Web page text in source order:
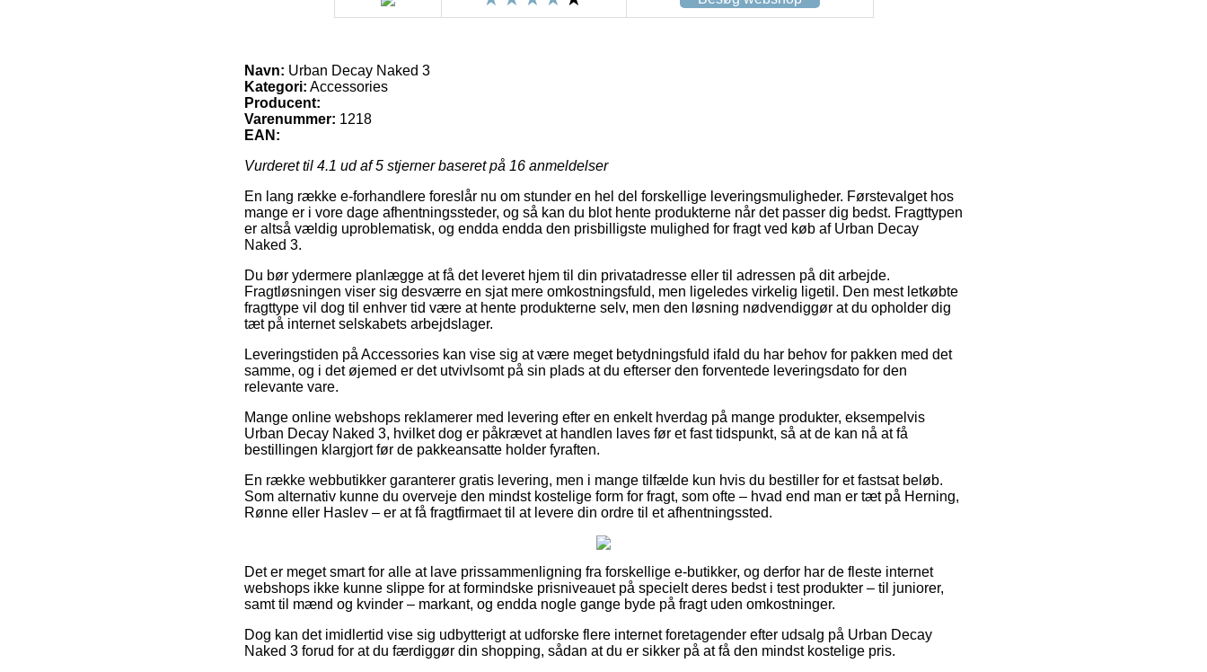
Navn: Urban Decay Naked 3
Kategori: Accessories
Producent:
Varenummer: 1218
EAN:
Vurderet til 4.1 ud af 5 stjerner baseret på 16 anmeldelser
En lang række e-forhandlere foreslår nu om stunder en hel del forskellige leveringsmuligheder. Førstevalget hos
mange er i vore dage afhentningssteder, og så kan du blot hente produkterne når det passer dig bedst. Fragttypen
er altså vældig uproblematisk, og endda endda den prisbilligste mulighed for fragt ved køb af Urban Decay
Naked 3.
Du bør ydermere planlægge at få det leveret hjem til din privatadresse eller til adressen på dit arbejde.
Fragtløsningen viser sig desværre en sjat mere omkostningsfuld, men ligeledes virkelig ligetil. Den mest letkøbte
fragttype vil dog til enhver tid være at hente produkterne selv, men den løsning nødvendiggør at du opholder dig
tæt på internet selskabets arbejdslager.
Leveringstiden på Accessories kan vise sig at være meget betydningsfuld ifald du har behov for pakken med det
samme, og i det øjemed er det utvivlsomt på sin plads at du efterser den forventede leveringsdato for den
relevante vare.
Mange online webshops reklamerer med levering efter en enkelt hverdag på mange produkter, eksempelvis
Urban Decay Naked 3, hvilket dog er påkrævet at handlen laves før et fast tidspunkt, så at de kan nå at få
bestillingen klargjort før de pakkeansatte holder fyraften.
En række webbutikker garanterer gratis levering, men i mange tilfælde kun hvis du bestiller for et fastsat beløb.
Som alternativ kunne du overveje den mindst kostelige form for fragt, som ofte – hvad end man er tæt på Herning,
Rønne eller Haslev – er at få fragtfirmaet til at levere din ordre til et afhentningssted.
Det er meget smart for alle at lave prissammenligning fra forskellige e-butikker, og derfor har de fleste internet
webshops ikke kunne slippe for at formindske prisniveauet på specielt deres bedst i test produkter – til juniorer,
samt til mænd og kvinder – markant, og endda nogle gange byde på fragt uden omkostninger.
Dog kan det imidlertid vise sig udbytterigt at udforske flere internet foretagender efter udsalg på Urban Decay
Naked 3 forud for at du færdiggør din shopping, sådan at du er sikker på at få den mindst kostelige pris.